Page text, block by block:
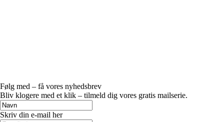
Følg med – få vores nyhedsbrev
Bliv klogere med et klik – tilmeld dig vores gratis mailserie.
Skriv din e-mail her